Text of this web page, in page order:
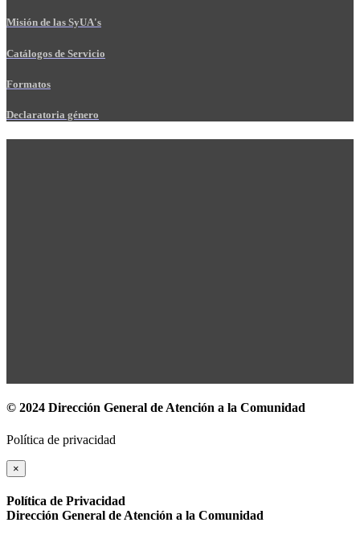
Misión de las SyUA's
Catálogos de Servicio
Formatos
Declaratoria género
© 2024 Dirección General de Atención a la Comunidad
Política de privacidad
×
Política de Privacidad
Dirección General de Atención a la Comunidad